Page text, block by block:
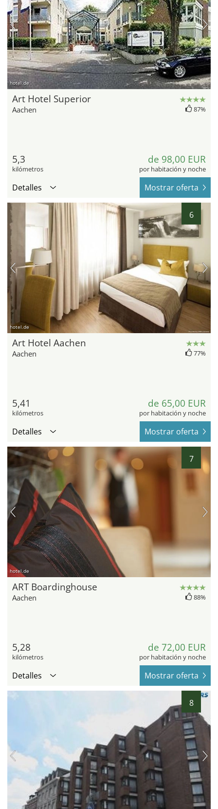
hotel.de
Art Hotel Superior
Aachen 87%
5,3
kilómetros
de 98,00 EUR
por habitación y noche
Detalles Mostrar oferta
6
hotel.de
Art Hotel Aachen
Aachen 77%
5,41
kilómetros
de 65,00 EUR
por habitación y noche
Detalles Mostrar oferta
7
hotel.de
ART Boardinghouse
Aachen 88%
5,28
kilómetros
de 72,00 EUR
por habitación y noche
Detalles Mostrar oferta
8